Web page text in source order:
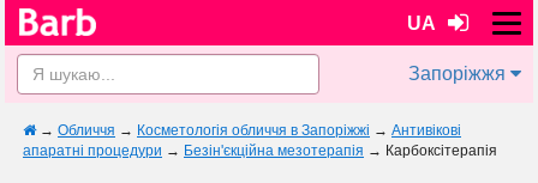
UA
Запоріжжя
→ Обличчя → Косметологія обличчя в Запоріжжі → Антивікові
апаратні процедури → Безін'єкційна мезотерапія → Карбоксітерапія